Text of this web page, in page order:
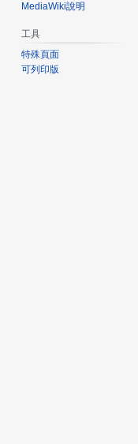
MediaWiki說明
工具
特殊頁面
可列印版